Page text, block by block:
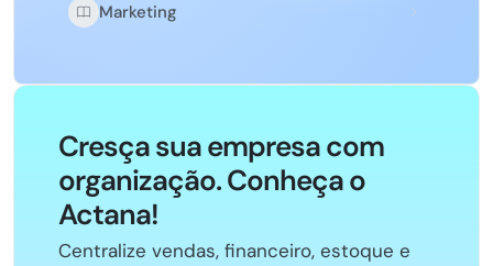
Marketing
Cresça sua empresa com
organização. Conheça o
Actana!
Centralize vendas, financeiro, estoque e